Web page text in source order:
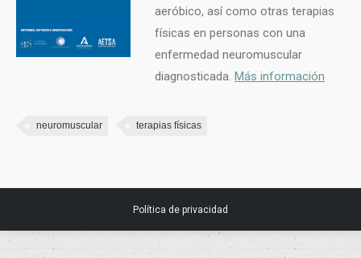
aeróbico, así como otras terapias
físicas en personas con una
enfermedad neuromuscular
diagnosticada. Más información
neuromuscular terapias físicas
Política de privacidad